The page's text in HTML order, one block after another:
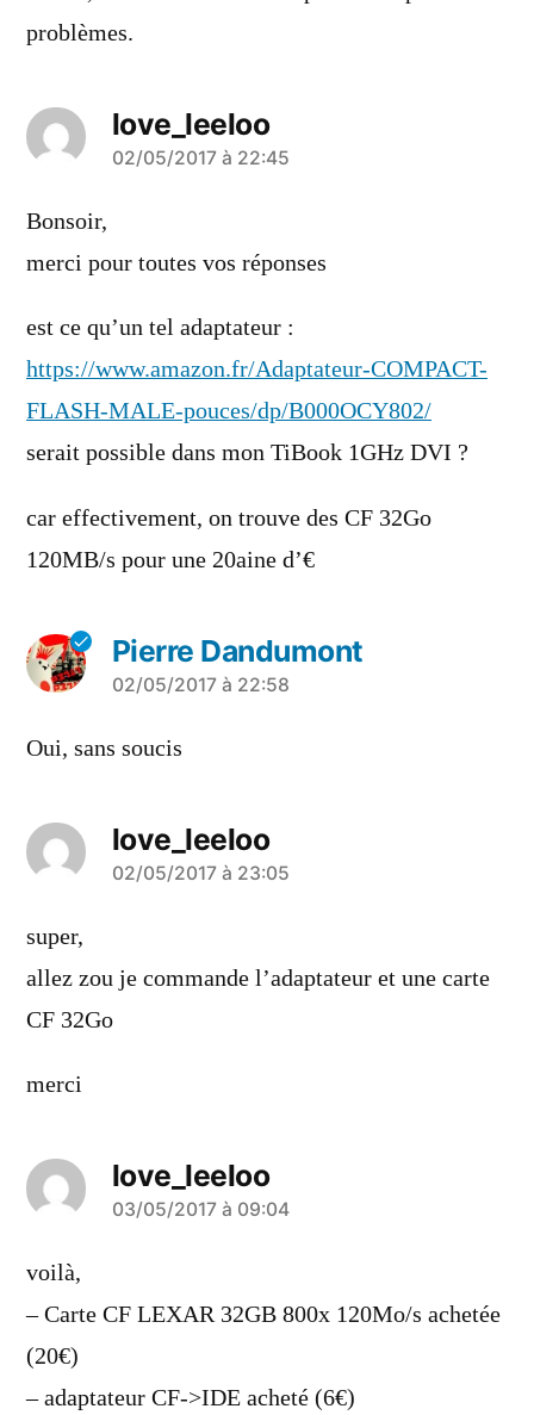
problèmes.
love_leeloo
a
02/05/2017 à 22:45
Bonsoir,
merci pour toutes vos réponses
est ce qu’un tel adaptateur :
https://www.amazon.fr/Adaptateur-COMPACT-
FLASH-MALE-pouces/dp/B000OCY802/
serait possible dans mon TiBook 1GHz DVI ?
car effectivement, on trouve des CF 32Go
120MB/s pour une 20aine d’€
Pierre Dandumont
a
dit :
02/05/2017 à 22:58
Oui, sans soucis
love_leeloo
a
02/05/2017 à 23:05
super,
allez zou je commande l’adaptateur et une carte
CF 32Go
merci
love_leeloo
a
03/05/2017 à 09:04
voilà,
– Carte CF LEXAR 32GB 800x 120Mo/s achetée
(20€)
– adaptateur CF->IDE acheté (6€)